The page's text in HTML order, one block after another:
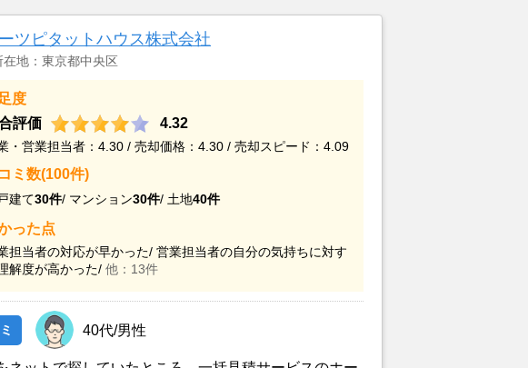
ツピタットハウス株式会社
在地：東京都中央区
度
評価
4.32
・営業担当者：4.30 / 売却価格：4.30 / 売却スピード：4.09
ミ数(100件)
建て30件/ マンション30件/ 土地40件
った点
担当者の対応が早かった/ 営業担当者の自分の気持ちに対す
解度が高かった/ 他：13件
40代/男性